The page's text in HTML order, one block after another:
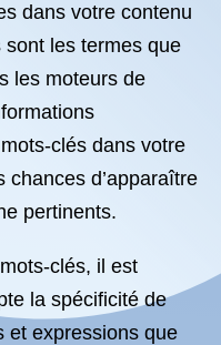
dans votre contenu
les termes que
les moteurs de
clés dans votre
d’apparaître
pertinents.
clés, il est
la spécificité de
et expressions que